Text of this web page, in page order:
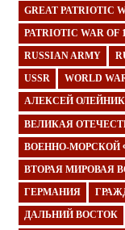
GREAT PATRIOTIC
PATRIOTIC WAR OF
RUSSIAN ARMY
USSR WORLD
АЛЕКСЕЙ
ВЕЛИКАЯ
ВОЕННО-МОРСКОЙ
ВТОРАЯ МИРОВАЯ
ГЕРМАНИЯ
ДАЛЬНИЙ ВОСТОК